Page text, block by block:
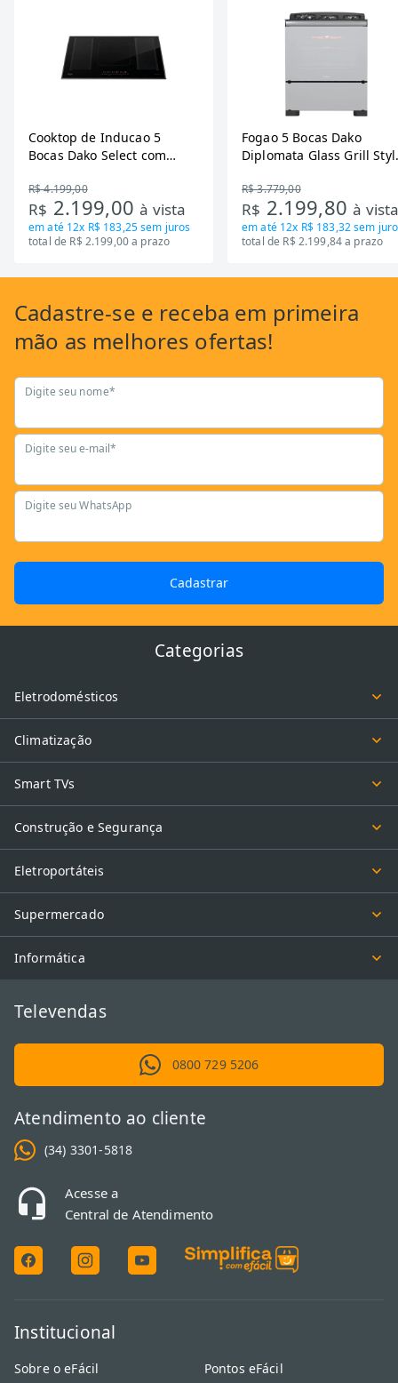
Cooktop de Inducao 5
Bocas Dako Select com
R$ 4.199,00
R$ 2.199,00à vista
em até 12x R$ 183,25sem juros
total de R$ 2.199,00 a prazo
Fogao 5 Bocas Dako
Diplomata Glass Grill
R$ 3.779,00
R$ 2.199,80à
em até 12x R$ 183,32sem
total de R$ 2.199,84 a prazo
Cadastre-se e receba em primeira
mão as melhores ofertas!
Digite seu nome*
Digite seu e-mail*
Digite seu WhatsApp
Cadastrar
Categorias
Eletrodomésticos
Climatização
Smart TVs
Construção e Segurança
Eletroportáteis
Supermercado
Informática
Televendas
0800 729 5206
Atendimento ao cliente
(34) 3301-5818
Acesse a
Central de Atendimento
Institucional
Sobre o eFácil Pontos eFácil